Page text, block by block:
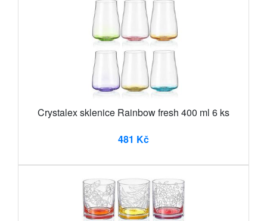
Crystalex sklenice Rainbow fresh 400 ml 6 ks
481 Kč